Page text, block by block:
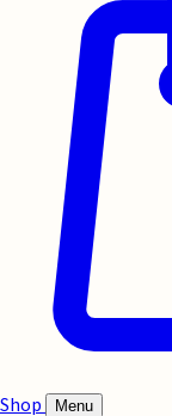
Shop Menu